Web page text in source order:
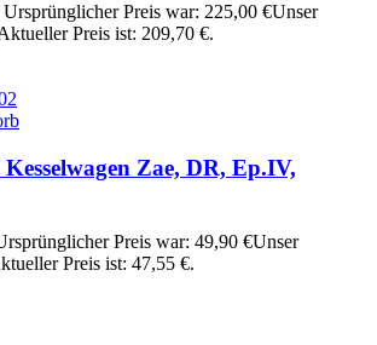
Ursprünglicher Preis war: 225,00 €Unser
Preis ist: 209,70 €.
Zae, DR, Ep.IV,
Preis war: 49,90 €Unser
Preis ist: 47,55 €.